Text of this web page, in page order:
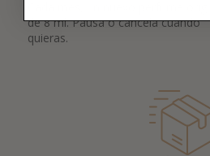
de 8 ml. Pausa o cancela cuando
quieras.